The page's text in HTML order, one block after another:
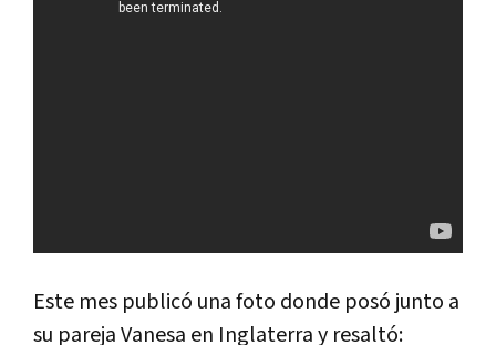
Este mes publicó una foto donde posó junto a
su pareja Vanesa en Inglaterra y resaltó: